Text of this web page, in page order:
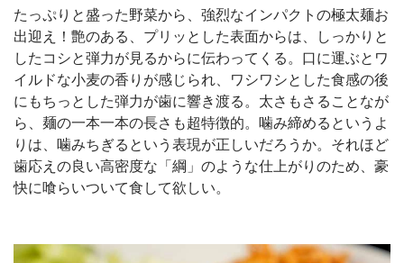
たっぷりと盛った野菜から、強烈なインパクトの極太麺お
出迎え！艶のある、プリッとした表面からは、しっかりと
したコシと弾力が見るからに伝わってくる。口に運ぶとワ
イルドな小麦の香りが感じられ、ワシワシとした食感の後
にもちっとした弾力が歯に響き渡る。太さもさることなが
ら、麺の一本一本の長さも超特徴的。噛み締めるというよ
りは、噛みちぎるという表現が正しいだろうか。それほど
歯応えの良い高密度な「綱」のような仕上がりのため、豪
快に喰らいついて食して欲しい。